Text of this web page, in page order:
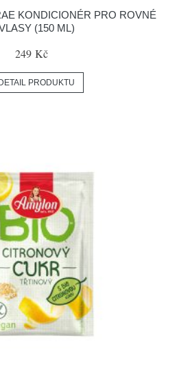
KONDICIONÉR PRO ROVNÉ
(150 ML)
249 Kč
DETAIL PRODUKTU